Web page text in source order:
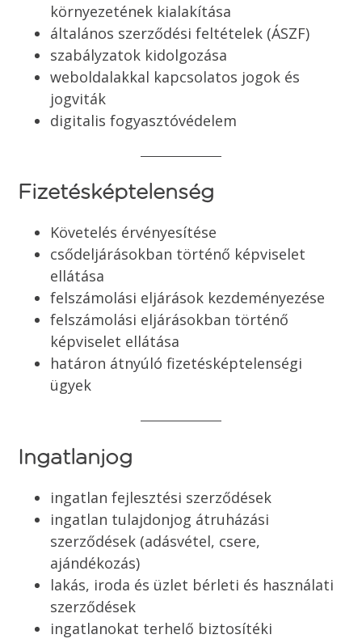
környezetének kialakítása
általános szerződési feltételek (ÁSZF)
szabályzatok kidolgozása
weboldalakkal kapcsolatos jogok és
jogviták
digitalis fogyasztóvédelem
Fizetésképtelenség
Követelés érvényesítése
csődeljárásokban történő képviselet
ellátása
felszámolási eljárások kezdeményezése
felszámolási eljárásokban történő
képviselet ellátása
határon átnyúló fizetésképtelenségi
ügyek
Ingatlanjog
ingatlan fejlesztési szerződések
ingatlan tulajdonjog átruházási
szerződések (adásvétel, csere,
ajándékozás)
lakás, iroda és üzlet bérleti és használati
szerződések
ingatlanokat terhelő biztosítéki